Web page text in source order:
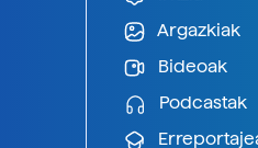
Argazkiak
Bideoak
Podcastak